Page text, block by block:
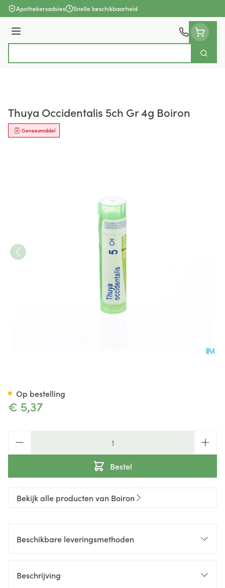
Ga naar de inhoud
Apothekersadvies Snelle beschikbaarheid
Menu
Zoek
Thuya Occidentalis 5ch Gr 4g Boiron
Geneesmiddel
€ 5,37
Bestel
Op bestelling
Bekijk alle producten van Boiron
Beschikbare leveringsmethoden
Beschrijving